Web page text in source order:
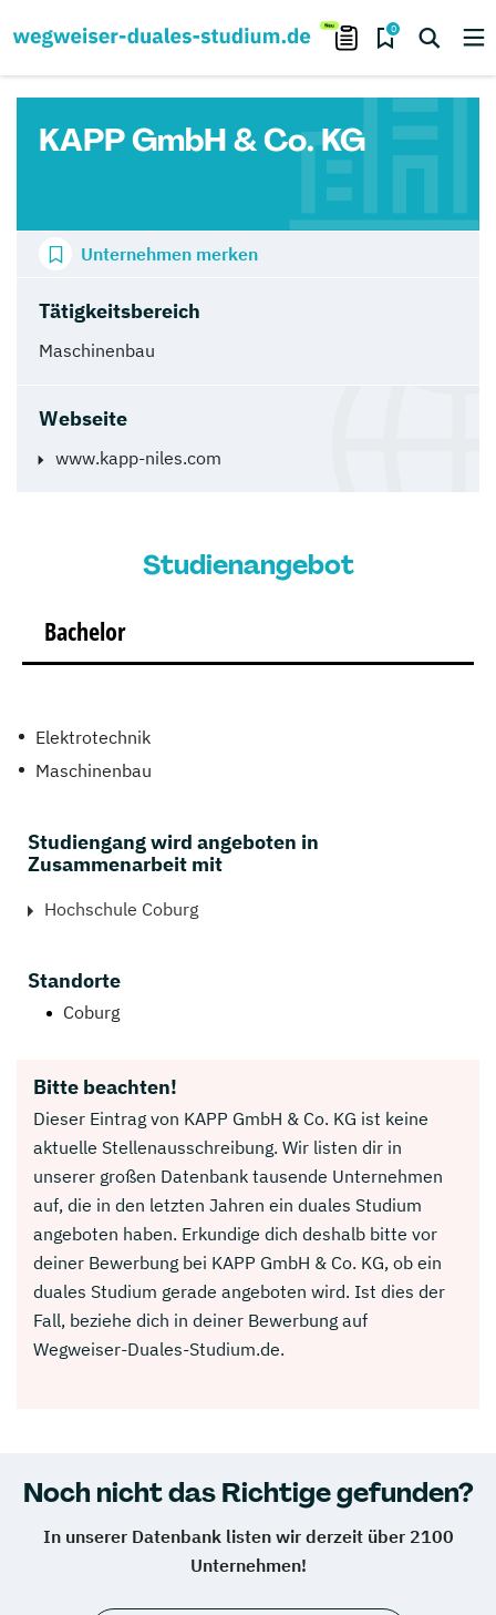
0
KAPP GmbH & Co. KG
Tätigkeitsbereich
Maschinenbau
Webseite
www.kapp-niles.com
Unternehmen merken
Studienangebot
Bachelor
Elektrotechnik
Maschinenbau
Studiengang wird angeboten in
Zusammenarbeit mit
Hochschule Coburg
Standorte
Coburg
Bitte beachten!
Dieser Eintrag von KAPP GmbH & Co. KG ist keine
aktuelle Stellenausschreibung. Wir listen dir in
unserer großen Datenbank tausende Unternehmen
auf, die in den letzten Jahren ein duales Studium
angeboten haben. Erkundige dich deshalb bitte vor
deiner Bewerbung bei KAPP GmbH & Co. KG, ob ein
duales Studium gerade angeboten wird. Ist dies der
Fall, beziehe dich in deiner Bewerbung auf
Wegweiser-Duales-Studium.de.
Noch nicht das Richtige gefunden?
In unserer Datenbank listen wir derzeit über 2100
Unternehmen!